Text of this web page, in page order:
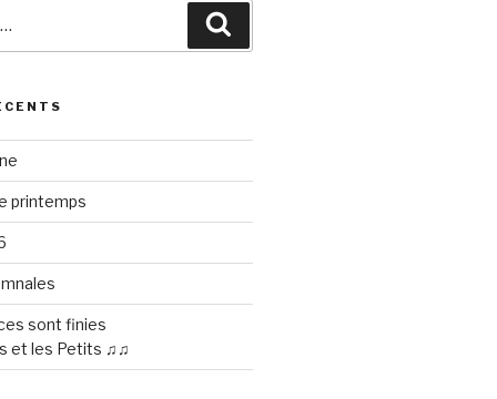
printemps
sont finies
et les Petits ♫♫